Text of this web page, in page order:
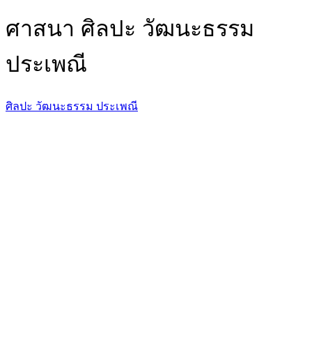
ศาสนา ศิลปะ วัฒนะธรรม
ประเพณี
ศิลปะ วัฒนะธรรม ประเพณี